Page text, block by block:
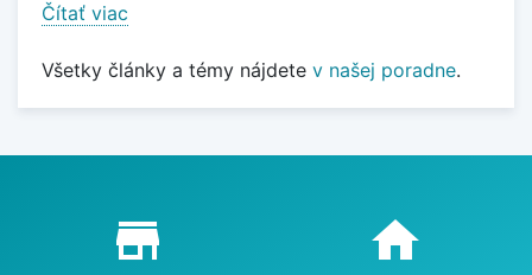
Čítať viac
Všetky články a témy nájdete v našej poradne.
Proč nakupovat u nás?
store_mall_directory home